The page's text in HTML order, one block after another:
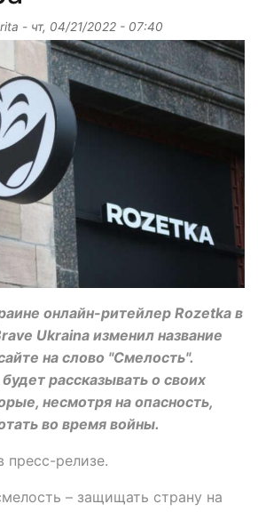
- чт, 04/21/2022 - 07:40
онлайн-ритейлер Rozetka в
Ukraina изменил название
на слово "Смелость".
рассказывать о своих
несмотря на опасность,
во время войны.
пресс-релизе.
– защищать страну на